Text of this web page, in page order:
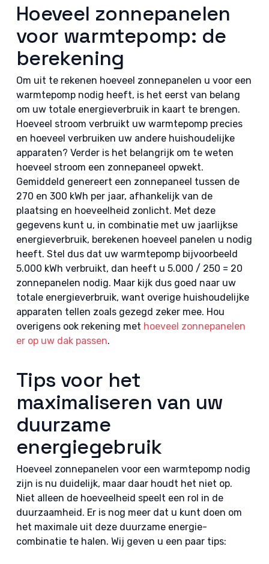
Hoeveel zonnepanelen
voor warmtepomp: de
berekening
Om uit te rekenen hoeveel zonnepanelen u voor een
warmtepomp nodig heeft, is het eerst van belang
om uw totale energieverbruik in kaart te brengen.
Hoeveel stroom verbruikt uw warmtepomp precies
en hoeveel verbruiken uw andere huishoudelijke
apparaten? Verder is het belangrijk om te weten
hoeveel stroom een zonnepaneel opwekt.
Gemiddeld genereert een zonnepaneel tussen de
270 en 300 kWh per jaar, afhankelijk van de
plaatsing en hoeveelheid zonlicht. Met deze
gegevens kunt u, in combinatie met uw jaarlijkse
energieverbruik, berekenen hoeveel panelen u nodig
heeft. Stel dus dat uw warmtepomp bijvoorbeeld
5.000 kWh verbruikt, dan heeft u 5.000 / 250 = 20
zonnepanelen nodig. Maar kijk dus goed naar uw
totale energieverbruik, want overige huishoudelijke
apparaten tellen zoals gezegd zeker mee. Hou
overigens ook rekening met hoeveel zonnepanelen
er op uw dak passen.
Tips voor het
maximaliseren van uw
duurzame
energiegebruik
Hoeveel zonnepanelen voor een warmtepomp nodig
zijn is nu duidelijk, maar daar houdt het niet op.
Niet alleen de hoeveelheid speelt een rol in de
duurzaamheid. Er is nog meer dat u kunt doen om
het maximale uit deze duurzame energie-
combinatie te halen. Wij geven u een paar tips: